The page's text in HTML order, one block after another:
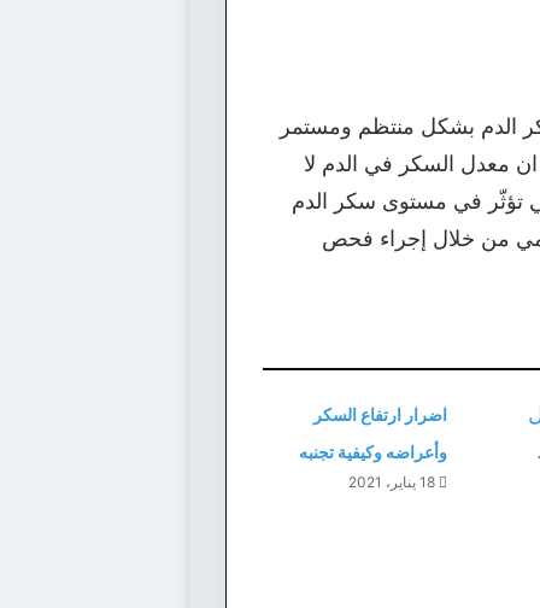
الدم بشكل منتظم ومستمر
معدل السكر في الدم لا
التي تؤثّر في مستوى سكر الدم
من خلال إجراء فحص
اضرار ارتفاع السكر
وأعراضه وكيفية تجنبه
18 يناير، 2021